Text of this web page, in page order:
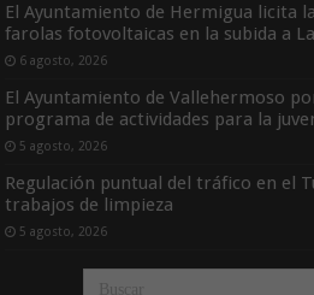
El Ayuntamiento de Hermigua licita
farolas fotovoltaicas en la subida a
6 agosto, 2026
El Ayuntamiento de Vallehermoso
programa de actividades para la
5 agosto, 2026
Regulación puntual del tráfico en el
trabajos de limpieza
5 agosto, 2026